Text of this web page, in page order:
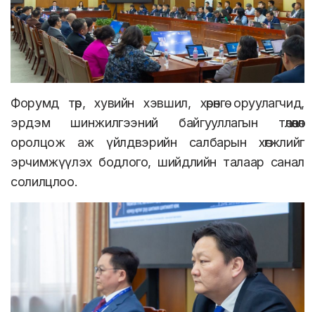
Форумд төр, хувийн хэвшил, хөрөнгө оруулагчид,
эрдэм шинжилгээний байгууллагын төлөөлөл
оролцож аж үйлдвэрийн салбарын хөгжлийг
эрчимжүүлэх бодлого, шийдлийн талаар санал
солилцлоо.